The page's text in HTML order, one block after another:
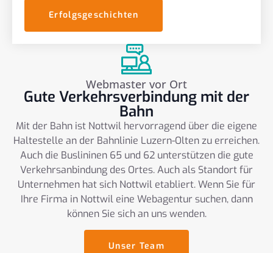
Erfolgsgeschichten
Webmaster vor Ort
Gute Verkehrsverbindung mit der
Bahn
Mit der Bahn ist Nottwil hervorragend über die eigene
Haltestelle an der Bahnlinie Luzern-Olten zu erreichen.
Auch die Buslininen 65 und 62 unterstützen die gute
Verkehrsanbindung des Ortes. Auch als Standort für
Unternehmen hat sich Nottwil etabliert. Wenn Sie für
Ihre Firma in Nottwil eine Webagentur suchen, dann
können Sie sich an uns wenden.
Unser Team